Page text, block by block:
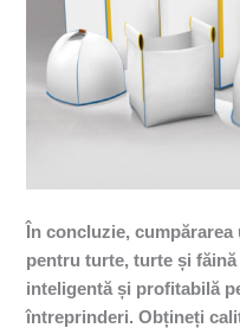
În concluzie, cumpărarea
pentru turte, turte și
inteligentă și profitabilă
întreprinderi. Obțineți